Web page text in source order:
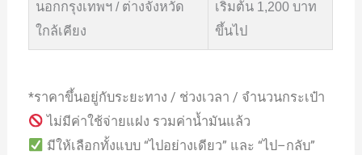
นอกกรุงเทพฯ / ต่างจังหวัด
ใกล้เคียง
เริ่มต้น 1,200 บาท
ขึ้นไป
*ราคาขึ้นอยู่กับระยะทาง / ช่วงเวลา / จำนวนกระเป๋า
ไม่มีค่าใช้จ่ายแฝง รวมค่าน้ำมันแล้ว
มีให้เลือกทั้งแบบ “ไปอย่างเดียว” และ “ไป–กลับ”